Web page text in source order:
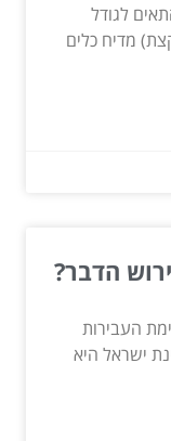
לגודל
מדיח כלים
הדבר?
העבירות
ישראל היא